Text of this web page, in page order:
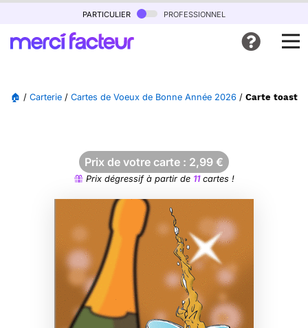
particulier professionnel
🏠 / Carterie / Cartes de Voeux de Bonne Année 2026 / Carte toasts
Prix de votre carte : 2,99 €
Prix dégressif à partir de 11cartes !